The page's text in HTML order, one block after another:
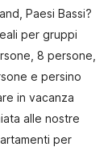
Paesi Bassi?
per gruppi
8 persone,
e persino
in vacanza
alle nostre
per